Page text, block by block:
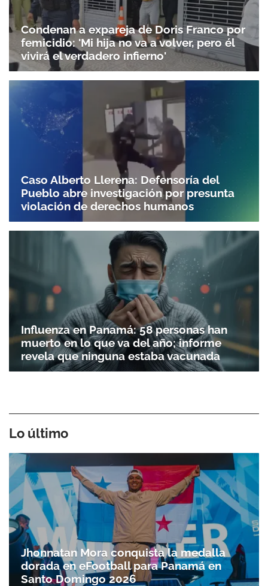
Condenan a expareja de Doris Franco por
femicidio: 'Mi hija no va a volver, pero él
vivirá el verdadero infierno'
Caso Alberto Llerena: Defensoría del
Pueblo abre investigación por presunta
violación de derechos humanos
Influenza en Panamá: 58 personas han
muerto en lo que va del año; informe
revela que ninguna estaba vacunada
Lo último
Jhonnatan Mora conquista la medalla
dorada en eFootball para Panamá en
Santo Doming­o 2026